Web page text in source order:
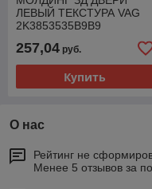
ЛЕВЫЙ ТЕКСТУРА VAG
2K3853535B9B9
257,04 руб.
Купить
О нас
Рейтинг не
Менее 5 отзывов за